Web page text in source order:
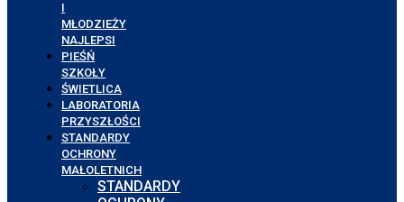
I
MŁODZIEŻY
NAJLEPSI
PIEŚŃ
SZKOŁY
ŚWIETLICA
LABORATORIA
PRZYSZŁOŚCI
STANDARDY
OCHRONY
MAŁOLETNICH
STANDARDY